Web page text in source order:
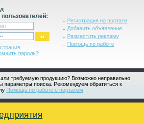
пароль?
Регистрация на портале
Добавить объявление
Разместить рекламу
Помощь по работе
требуемую продукцию? Возможно неправильно
параметры поиска. Рекомендуем обратиться к
Помощь по работе с порталом